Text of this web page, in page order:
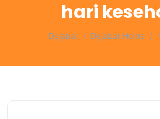
hari
Dejabar Dejabar Home